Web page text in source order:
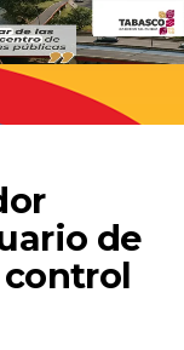
de
control